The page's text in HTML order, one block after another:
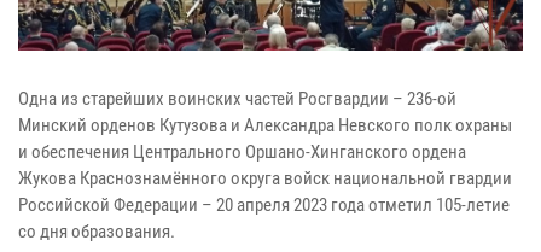
Одна из старейших воинских частей Росгвардии – 236-ой
Минский орденов Кутузова и Александра Невского полк охраны
и обеспечения Центрального Оршано-Хинганского ордена
Жукова Краснознамённого округа войск национальной гвардии
Российской Федерации – 20 апреля 2023 года отметил 105-летие
со дня образования.